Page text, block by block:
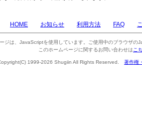
HOME お知らせ 利用方法 FAQ
ジは、JavaScriptを使用しています。ご使用中のブラウザの
このホームページに関するお問い合わせは こ
1999-2026 Shugiin All Rights Reserved. 著作権